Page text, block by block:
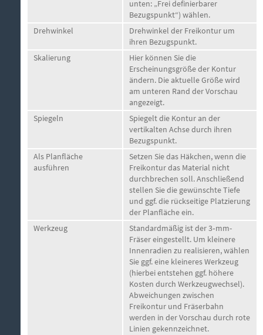
unten: „Frei definierbarer
Bezugspunkt“) wählen.
Drehwinkel
Drehwinkel der Freikontur um
ihren Bezugspunkt.
Skalierung
Hier können Sie die
Erscheinungsgröße der Kontur
ändern. Die aktuelle Größe wird
am unteren Rand der Vorschau
angezeigt.
Spiegeln
Spiegelt die Kontur an der
vertikalten Achse durch ihren
Bezugspunkt.
Als Planfläche
ausführen
Setzen Sie das Häkchen, wenn die
Freikontur das Material nicht
durchbrechen soll. Anschließend
stellen Sie die gewünschte Tiefe
und ggf. die rückseitige Platzierung
der Planfläche ein.
Werkzeug
Standardmäßig ist der 3‑mm-
Fräser eingestellt. Um kleinere
Innenradien zu realisieren, wählen
Sie ggf. eine kleineres Werkzeug
(hierbei entstehen ggf. höhere
Kosten durch Werkzeugwechsel).
Abweichungen zwischen
Freikontur und Fräserbahn
werden in der Vorschau durch rote
Linien gekennzeichnet.